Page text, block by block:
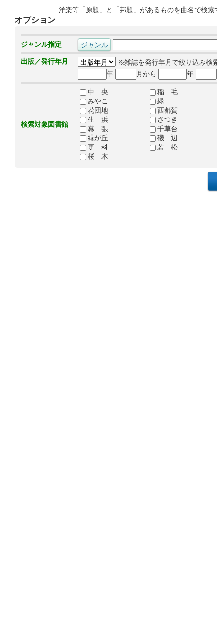
洋楽等「原題」と「邦題」があるものを曲名で検
オプション
ジャンル指定
出版／発行年月
※雑誌を発行年月で絞り込み検
年
月から 年
検索対象図書館
中 央
稲 毛
みやこ
緑
花団地
西都賀
生 浜
さつき
幕 張
千草台
緑が丘
磯 辺
更 科
若 松
桜 木